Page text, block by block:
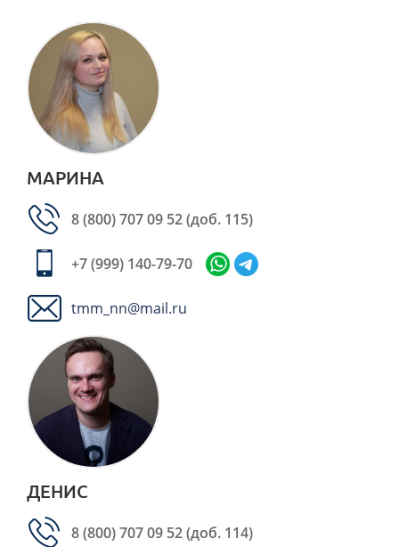
МАРИНА
8 (800) 707 09 52(доб. 115)
+7 (999) 140-79-70
tmm_nn@mail.ru
ДЕНИС
8 (800) 707 09 52(доб. 114)